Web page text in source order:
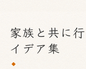
家族と共に
イデア集